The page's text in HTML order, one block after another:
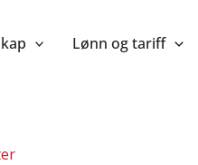
Lønn og tariff